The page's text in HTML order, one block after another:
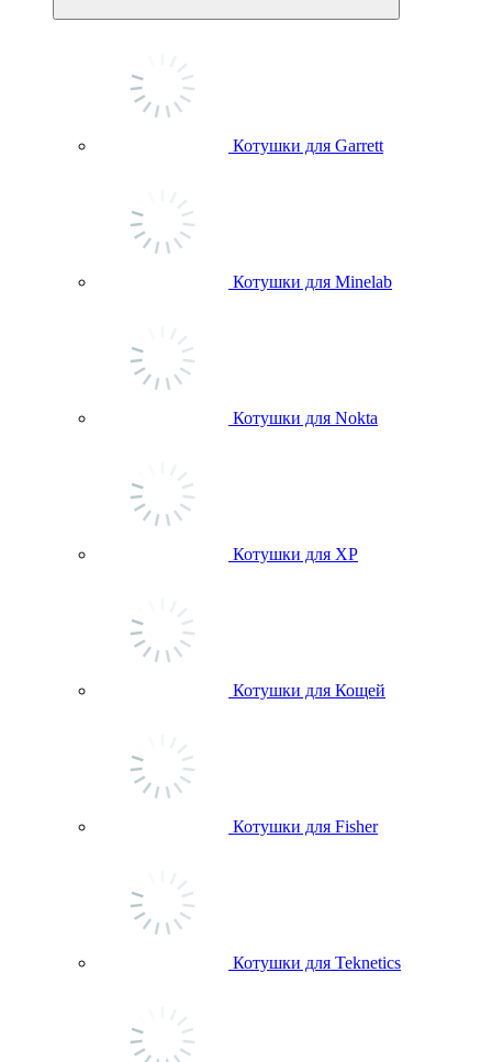
Котушки для Garrett
Котушки для Minelab
Котушки для Nokta
Котушки для ХР
Котушки для Кощей
Котушки для Fisher
Котушки для Teknetics